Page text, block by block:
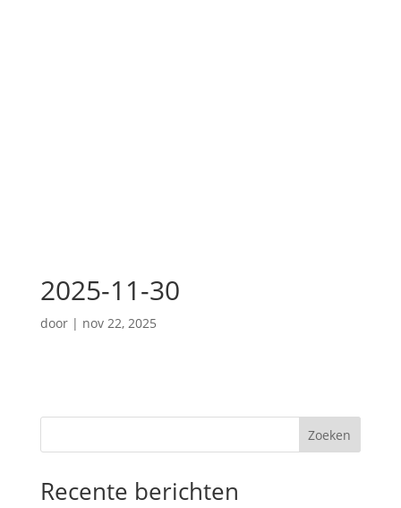
2025-11-30
door | nov 22, 2025
Zoeken
Recente berichten